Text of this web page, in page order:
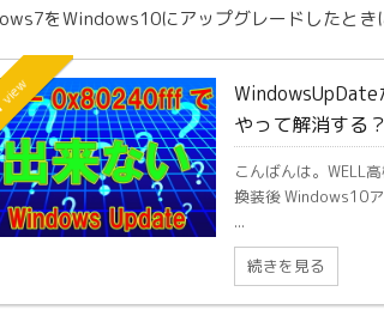
をWindows10にアップグレードしたとき
やって解消する？
こんばんは。WELL
換装後 Windows10
...
続きを見る